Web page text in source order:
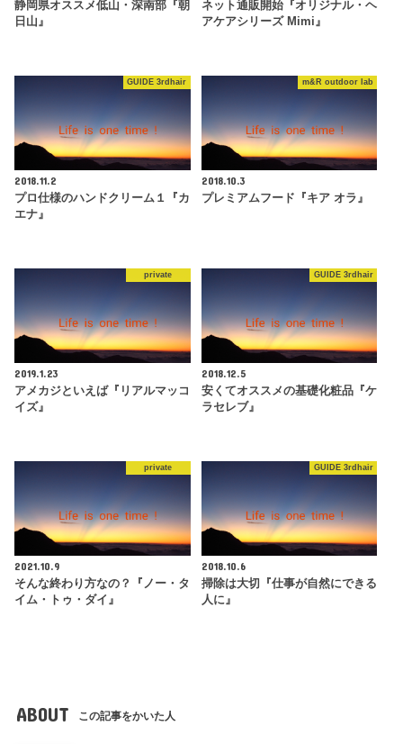
静岡県オススメ低山・深南部『朝
日山』
ネット通販開始『オリジナル・ヘ
アケアシリーズ Mimi』
GUIDE 3rdhair
2018.11.2
プロ仕様のハンドクリーム１『カ
エナ』
m&R outdoor lab
2018.10.3
プレミアムフード『キア オラ』
private
2019.1.23
アメカジといえば『リアルマッコ
イズ』
GUIDE 3rdhair
2018.12.5
安くてオススメの基礎化粧品『ケ
ラセレブ』
private
2021.10.9
そんな終わり方なの？『ノー・タ
イム・トゥ・ダイ』
GUIDE 3rdhair
2018.10.6
掃除は大切『仕事が自然にできる
人に』
ABOUT この記事をかいた人